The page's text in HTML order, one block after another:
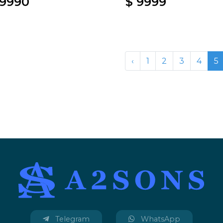
‹ 1 2 3 4 5
Telegram WhatsApp